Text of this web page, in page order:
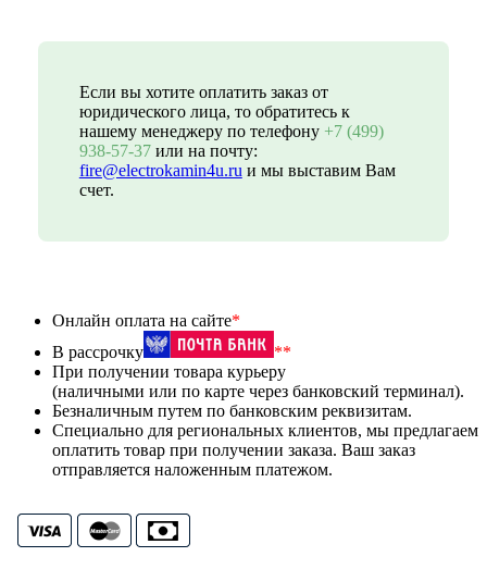
Если вы хотите оплатить заказ от
юридического лица, то обратитесь к
нашему менеджеру по телефону +7 (499)
938-57-37или на почту:
fire@electrokamin4u.ru и мы выставим Вам
счет.
Онлайн оплата на сайте*
В рассрочку
**
При получении товара курьеру
(наличными или по карте через банковский терминал).
Безналичным путем по банковским реквизитам.
Специально для региональных клиентов, мы предлагаем
оплатить товар при получении заказа. Ваш заказ
отправляется наложенным платежом.